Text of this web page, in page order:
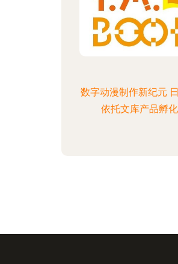
数字动漫制作新纪元
依托文库产品孵